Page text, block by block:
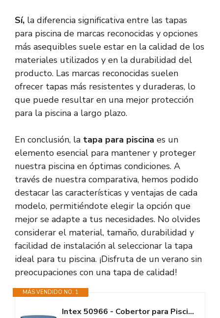
Sí, la diferencia significativa entre las tapas
para piscina de marcas reconocidas y opciones
más asequibles suele estar en la calidad de los
materiales utilizados y en la durabilidad del
producto. Las marcas reconocidas suelen
ofrecer tapas más resistentes y duraderas, lo
que puede resultar en una mejor protección
para la piscina a largo plazo.
En conclusión, la tapa para piscina es un
elemento esencial para mantener y proteger
nuestra piscina en óptimas condiciones. A
través de nuestra comparativa, hemos podido
destacar las características y ventajas de cada
modelo, permitiéndote elegir la opción que
mejor se adapte a tus necesidades. No olvides
considerar el material, tamaño, durabilidad y
facilidad de instalación al seleccionar la tapa
ideal para tu piscina. ¡Disfruta de un verano sin
preocupaciones con una tapa de calidad!
MÁS VENDIDO NO. 1
Intex 50966 - Cobertor para Piscinas Desmontables Metal y Prism Frame 305...